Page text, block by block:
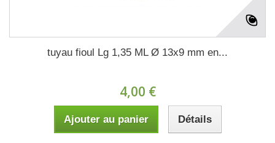
tuyau fioul Lg 1,35 ML Ø 13x9 mm en...
4,00 €
Ajouter au panier Détails